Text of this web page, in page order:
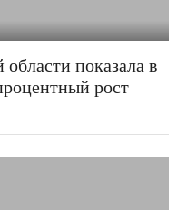
показала в
рост